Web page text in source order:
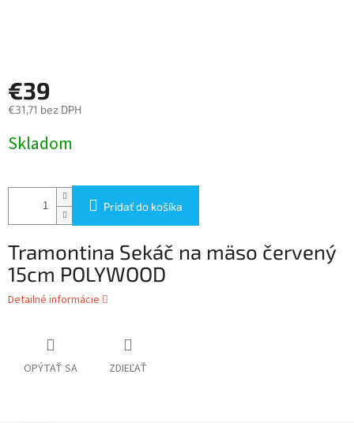
€39
€31,71 bez DPH
cena:
Skladom
Pridať do košíka
Tramontina Sekáč na mäso červený
15cm POLYWOOD
Detailné informácie
OPÝTAŤ SA ZDIEĽAŤ